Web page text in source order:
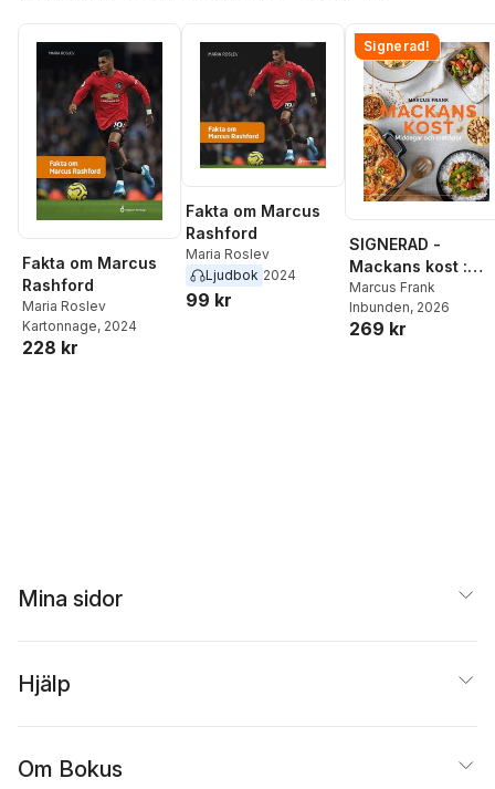
Fakta om Marcus
Rashford
Maria Roslev
Kartonnage, 2024
228 kr
Fakta om Marcus
Rashford
Maria Roslev
Ljudbok 2024
99 kr
Signerad!
SIGNERAD -
Mackans kost :
Middagar och
matlådor
Marcus Frank
Inbunden, 2026
269 kr
Mina sidor
Hjälp
Om Bokus